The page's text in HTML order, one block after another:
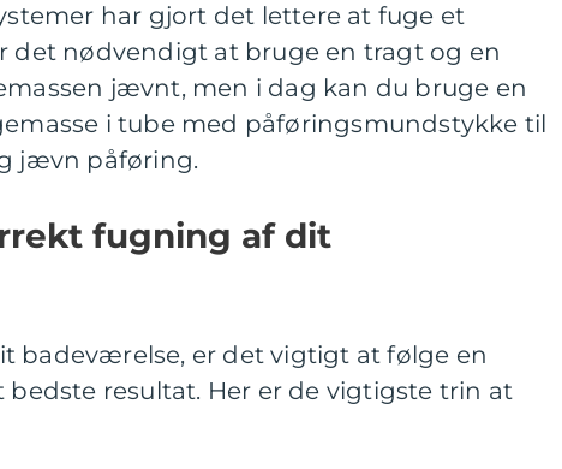
har gjort det lettere at fuge et
det nødvendigt at bruge en tragt og en
jævnt, men i dag kan du bruge en
i tube med påføringsmundstykke til
jævn påføring.
fugning af dit
badeværelse, er det vigtigt at følge en
resultat. Her er de vigtigste trin at